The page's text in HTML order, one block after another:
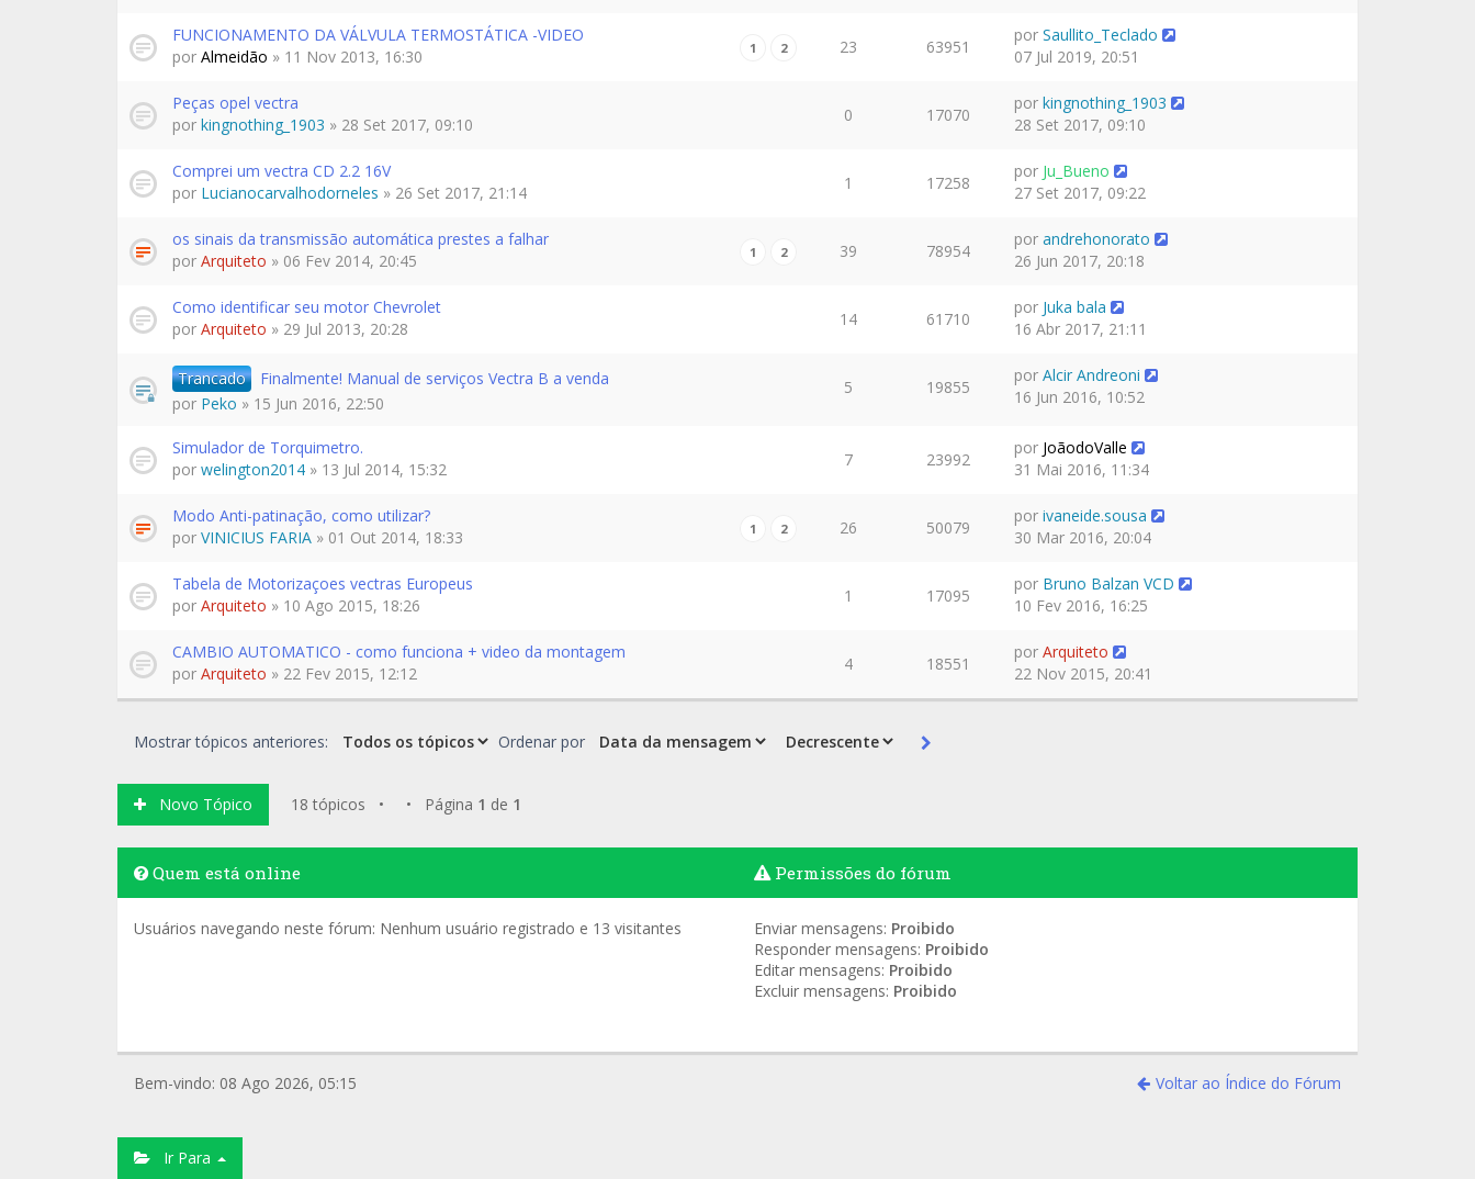
FUNCIONAMENTO DA VÁLVULA TERMOSTÁTICA -VIDEO
1 2
por Almeidão » 11 Nov 2013, 16:30 23 63951
por Saullito_Teclado
07 Jul 2019, 20:51
Peças opel vectra
por kingnothing_1903 » 28 Set 2017, 09:10 0 17070
por kingnothing_1903
28 Set 2017, 09:10
Comprei um vectra CD 2.2 16V
por Lucianocarvalhodorneles » 26 Set 2017, 21:14 1 17258
por Ju_Bueno
27 Set 2017, 09:22
os sinais da transmissão automática prestes a falhar
1 2
por Arquiteto » 06 Fev 2014, 20:45 39 78954
por andrehonorato
26 Jun 2017, 20:18
Como identificar seu motor Chevrolet
por Arquiteto » 29 Jul 2013, 20:28 14 61710
por Juka bala
16 Abr 2017, 21:11
Trancado
Finalmente! Manual de serviços Vectra B a venda
por Peko » 15 Jun 2016, 22:50
5 19855
por Alcir Andreoni
16 Jun 2016, 10:52
Simulador de Torquimetro.
por welington2014 » 13 Jul 2014, 15:32 7 23992
por JoãodoValle
31 Mai 2016, 11:34
Modo Anti-patinação, como utilizar?
1 2
por VINICIUS FARIA » 01 Out 2014, 18:33 26 50079
por ivaneide.sousa
30 Mar 2016, 20:04
Tabela de Motorizaçoes vectras Europeus
por Arquiteto » 10 Ago 2015, 18:26 1 17095
por Bruno Balzan VCD
10 Fev 2016, 16:25
CAMBIO AUTOMATICO - como funciona + video da montagem
por Arquiteto » 22 Fev 2015, 12:12 4 18551
por Arquiteto
22 Nov 2015, 20:41
Mostrar tópicos anteriores: Ordenar por
Novo Tópico 18 tópicos • • Página 1 de 1
Quem está online
Usuários navegando neste fórum: Nenhum usuário registrado e 13 visitantes
Permissões do fórum
Enviar mensagens: Proibido
Responder mensagens: Proibido
Editar mensagens: Proibido
Excluir mensagens: Proibido
Bem-vindo: 08 Ago 2026, 05:15 Voltar ao Índice do Fórum
Ir Para